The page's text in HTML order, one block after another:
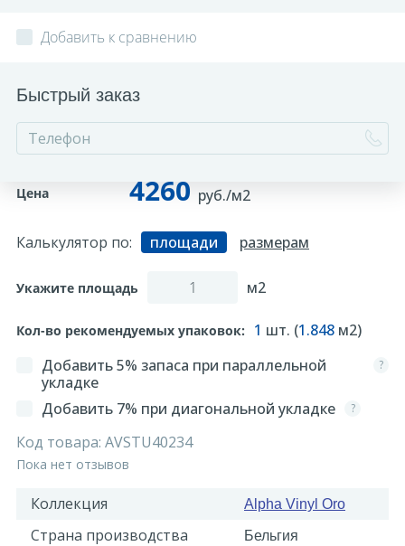
Добавить к сравнению
Быстрый заказ
Цена 4260 руб./м2
Калькулятор по: площади размерам
Укажите площадь м2
Кол-во рекомендуемых упаковок: 1 шт. (1.848 м2)
Добавить 5% запаса при параллельной
укладке
?
Добавить 7% при диагональной укладке ?
Код товара: AVSTU40234
Пока нет отзывов
Коллекция Alpha Vinyl Oro
Страна производства Бельгия